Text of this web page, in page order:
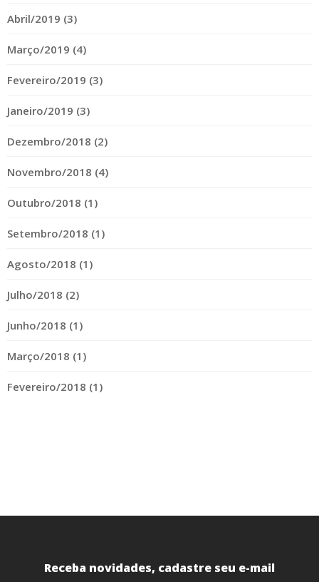
Abril/2019 (3)
Março/2019 (4)
Fevereiro/2019 (3)
Janeiro/2019 (3)
Dezembro/2018 (2)
Novembro/2018 (4)
Outubro/2018 (1)
Setembro/2018 (1)
Agosto/2018 (1)
Julho/2018 (2)
Junho/2018 (1)
Março/2018 (1)
Fevereiro/2018 (1)
Receba novidades, cadastre seu e-mail